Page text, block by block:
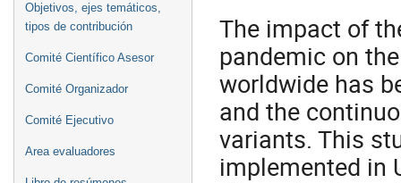
Objetivos, ejes temáticos,
tipos de contribución
Comité Científico Asesor
Comité Organizador
Comité Ejecutivo
Area evaluadores
The impact of
pandemic on
worldwide has
and the
variants. This
implemented in